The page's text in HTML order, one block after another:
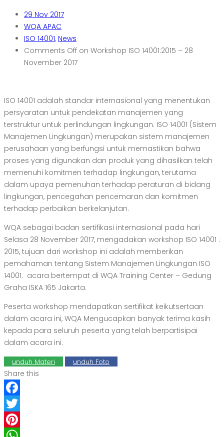
29 Nov 2017
WQA APAC
ISO 14001, News
Comments Off on Workshop ISO 14001:2015 – 28
November 2017
ISO 14001 adalah standar internasional yang menentukan
persyaratan untuk pendekatan manajemen yang
terstruktur untuk perlindungan lingkungan. ISO 14001 (Sistem
Manajemen Lingkungan) merupakan sistem manajemen
perusahaan yang berfungsi untuk memastikan bahwa
proses yang digunakan dan produk yang dihasilkan telah
memenuhi komitmen terhadap lingkungan, terutama
dalam upaya pemenuhan terhadap peraturan di bidang
lingkungan, pencegahan pencemaran dan komitmen
terhadap perbaikan berkelanjutan.
WQA sebagai badan sertifikasi internasional pada hari
Selasa 28 November 2017, mengadakan workshop ISO 14001 :
2015, tujuan dari workshop ini adalah memberikan
pemahaman tentang Sistem Manajemen Lingkungan ISO
14001. acara bertempat di WQA Training Center – Gedung
Graha ISKA 165 Jakarta.
Peserta workshop mendapatkan sertifikat keikutsertaan
dalam acara ini, WQA Mengucapkan banyak terima kasih
kepada para seluruh peserta yang telah berpartisipai
dalam acara ini.
unduh Materi unduh Foto
Share this
Facebook
Twitter